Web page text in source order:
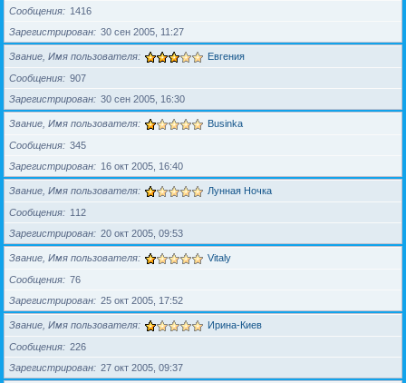
Сообщения
1416
Зарегистрирован
30 сен 2005, 11:27
Звание, Имя пользователя Евгения
Сообщения
907
Зарегистрирован
30 сен 2005, 16:30
Звание, Имя пользователя Businka
Сообщения
345
Зарегистрирован
16 окт 2005, 16:40
Звание, Имя пользователя Лунная Ночка
Сообщения
112
Зарегистрирован
20 окт 2005, 09:53
Звание, Имя пользователя Vitaly
Сообщения
76
Зарегистрирован
25 окт 2005, 17:52
Звание, Имя пользователя Ирина-Киев
Сообщения
226
Зарегистрирован
27 окт 2005, 09:37